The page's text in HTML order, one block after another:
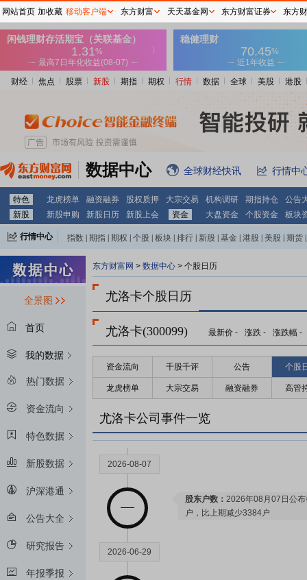
财经 焦点 股票 新股 期指 期权 行情 数据 全球 美股 港股
数据中心 全球财经快讯 行情中
特色 龙虎榜单 融资融券 股权质押 大宗交易 机构调研 期指持仓
公告
新股
新股申购 新股日历 新股上会 资金 大盘资金 个股资金 板块
行情中心 指数 期指 期权 个股 板块 排行 新股 基金 港股 美股 期货
全景图
首页
我的数据
热门数据
资金流向
特色数据
新股数据
沪深港通
公告大全
研究报告
年报季报
东方财富网 > 数据中心 > 个股日历
尤洛卡个股日历
尤洛卡(300099) 最新价 - 涨跌 - 涨跌幅 -
资金流向 千股千评 公告 个股
龙虎榜单 大宗交易 融资融券 高管
尤洛卡公司事件一览
2026-08-26
预约披露日：
2026-08-07
股东户数： 2026年08月07日公
户，比上期减少3384户
2026-06-29
网站首页 加收藏 移动客户端 东方财富 天天基金网 东方财富证券 东方